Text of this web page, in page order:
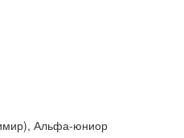
Альфа-юниор